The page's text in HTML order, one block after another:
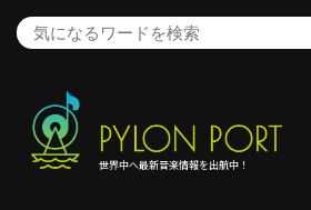
世界中へ最新音楽情報を出航中！